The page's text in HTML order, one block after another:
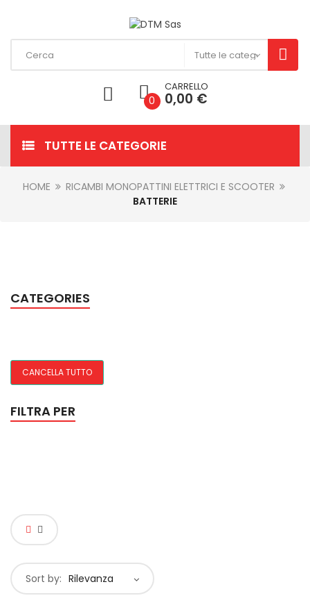
0
CARRELLO
0,00 €
TUTTE LE CATEGORIE
HOME
RICAMBI MONOPATTINI ELETTRICI E SCOOTER
BATTERIE
CATEGORIES
CANCELLA TUTTO
FILTRA PER
Sort by: Rilevanza